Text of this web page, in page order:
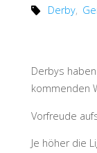
Derby,
Derbys
kommenden
Vorfreude
Je höher die